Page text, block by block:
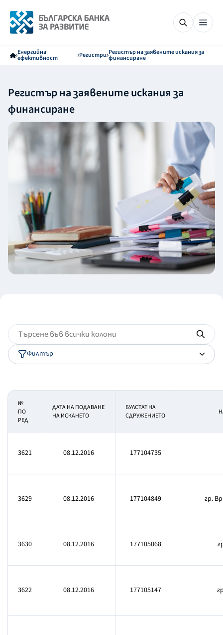
Енергийна
ефективност Регистри Регистър на заявените искания за
финансиране
Регистър на заявените искания за
финансиране
Филтър
№
ПО
РЕД
ДАТА НА ПОДАВАНЕ
НА ИСКАНЕТО
БУЛСТАТ НА
СДРУЖЕНИЕТО
3621 08.12.2016 177104735
3629 08.12.2016 177104849 гр.
3630 08.12.2016 177105068
3622 08.12.2016 177105147